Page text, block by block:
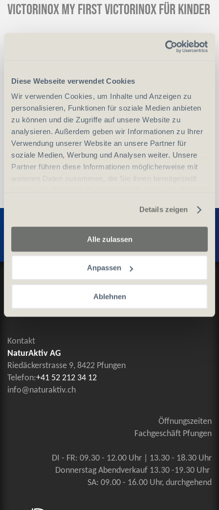
Diese Webseite verwendet Cookies
Wir verwenden Cookies, um Inhalte und Anzeigen zu
personalisieren, Funktionen für soziale Medien anbieten
zu können und die Zugriffe auf unsere Website zu
analysieren. Außerdem geben wir Informationen zu Ihrer
Verwendung unserer Website an unsere Partner für
soziale Medien, Werbung und Analysen weiter. Unsere
Partner führen diese Informationen möglicherweise mit
weiteren Daten zusammen, die Sie ihnen bereitgestellt
Details zeigen
Alle zulassen
Anpassen
Ablehnen
VICTORINOX My First Victorinox für Kinder
Art.24438
vergleichen In den Warenkorb
Entdecken Sie weitere Produkte
Datenschutz und Cookie-Richtlinien
Allgemeine Geschäftsbedingungen
Kontaktieren Sie uns
Kontakt
NaturAktiv AG
Riedäckerstrasse 9, 8422 Pfungen
Telefon:+41 52 212 34 12
info@naturaktiv.ch
Öffnungszeiten
Fachgeschäft Pfungen
DI - FR: 09.30 - 12.00 Uhr | 13.30 - 18.30 Uhr
Donnerstag Abendverkauf 13.30 -19.30 Uhr
SA: 09.00 - 16.00 Uhr, durchgehend